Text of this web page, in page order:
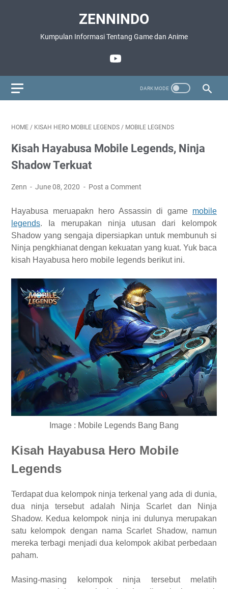
ZENNINDO
Kumpulan Informasi Tentang Game dan Anime
HOME / KISAH HERO MOBILE LEGENDS / MOBILE LEGENDS
Kisah Hayabusa Mobile Legends, Ninja
Shadow Terkuat
Zenn June 08, 2020 Post a Comment
Hayabusa meruapakn hero Assassin di game mobile
legends. Ia merupakan ninja utusan dari kelompok
Shadow yang sengaja dipersiapkan untuk membunuh si
Ninja pengkhianat dengan kekuatan yang kuat. Yuk baca
kisah Hayabusa hero mobile legends berikut ini.
Image : Mobile Legends Bang Bang
Kisah Hayabusa Hero Mobile
Legends
Terdapat dua kelompok ninja terkenal yang ada di dunia,
dua ninja tersebut adalah Ninja Scarlet dan Ninja
Shadow. Kedua kelompok ninja ini dulunya merupakan
satu kelompok dengan nama Scarlet Shadow, namun
mereka terbagi menjadi dua kelompok akibat perbedaan
paham.
Masing-masing kelompok ninja tersebut melatih